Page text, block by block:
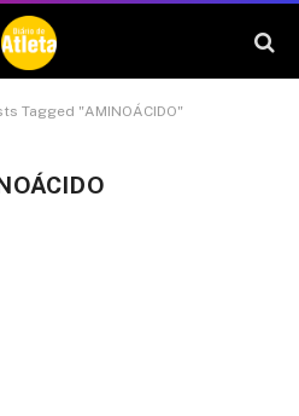
Tagged "AMINOÁCIDO"